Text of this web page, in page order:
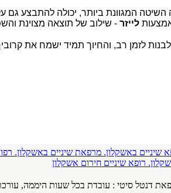
השיטה המגוונת ביותר, יכולה להתבצע גם
לייזר - שילוב של תוצאה מצוינת
לזמן רב, והחיוך תמיד ישמח את
שיניים באשקלון. מרפאת שיניים באשקלון.
רופא שיניים חירום אשקלון
דנטל סיטי : עובדת בכל שעות היממה,